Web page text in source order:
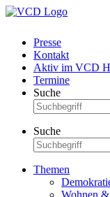
Presse
Kontakt
Aktiv im VCD
Termine
Suche
Suche
Themen
Wohnen